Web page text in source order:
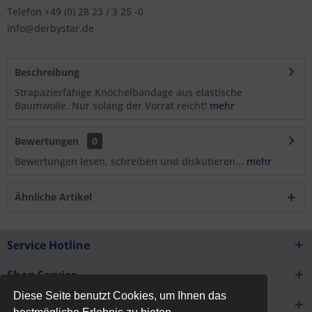
Diese Seite benutzt Cookies, um Ihnen das
Telefon +49 (0) 28 23 / 3 25 -0
info@derbystar.de
Beschreibung
Strapazierfähige Knöchelbandage aus elastische
Baumwolle. Nur solang der Vorrat reicht! mehr
Bewertungen
0
Bewertungen lesen, schreiben und diskutieren... mehr
Ähnliche Artikel
Service Hotline
Shop Service
Informationen